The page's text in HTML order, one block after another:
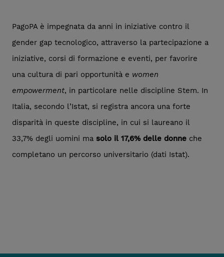
PagoPA è impegnata da anni in iniziative contro il
gender gap tecnologico, attraverso la partecipazione a
iniziative, corsi di formazione e eventi, per favorire
una cultura di pari opportunità e women
empowerment, in particolare nelle discipline Stem. In
Italia, secondo l’Istat, si registra ancora una forte
disparità in queste discipline, in cui si laureano il
33,7% degli uomini ma solo il 17,6% delle donne che
completano un percorso universitario (dati Istat).